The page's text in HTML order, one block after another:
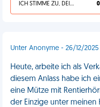
ICH STIMME ZU, DEIN LEBEN IST SCHEISSE 0
Unter Anonyme - 26/12/2025
Heute, arbeite ich als
diesem Anlass habe ich
eine Mütze mit
der Einzige unter meinen